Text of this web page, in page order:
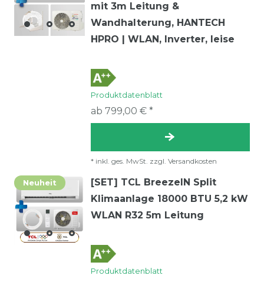
mit 3m Leitung &
Wandhalterung, HANTECH
HPRO | WLAN, Inverter, leise
Produktdatenblatt
ab 799,00 € *
* inkl. ges. MwSt. zzgl. Versandkosten
Neuheit
[SET] TCL BreezeIN Split
Klimaanlage 18000 BTU 5,2 kW
WLAN R32 5m Leitung
Produktdatenblatt